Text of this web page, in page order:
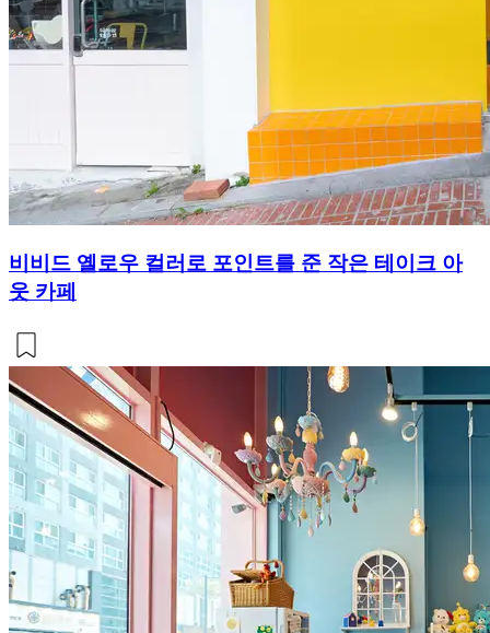
비비드 옐로우 컬러로 포인트를 준 작은 테이크 아
웃 카페